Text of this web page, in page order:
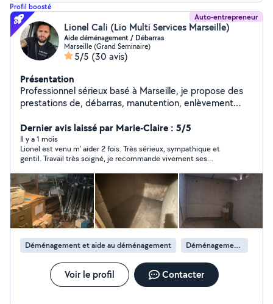
Profil boosté
Auto-entrepreneur
Lionel Cali (Lio Multi Services Marseille)
Aide déménagement / Débarras
Marseille (Grand Seminaire)
5/5 (30 avis)
Présentation
Professionnel sérieux basé à Marseille, je propose des
prestations de, débarras, manutention, enlèvement
Marseille et alentours (Bouches-du-Rhône). Service
rapide, soigné et à prix raisonnable, avec devis clair à
l'avance. Petits budgets bienvenus : si vous pouvez aider
à la manutention, je peux proposer des tarifs encore
plus avantageux. Maison, appartement, cave, garage,
vide-grenier, objets HS ou à revaloriser : chaque
demande est étudiée avec sérieux. Contactez-moi par
téléphone ou SMS via l'application pour échanger
simplement sur vos besoins.
Dernier avis laissé par Marie-Claire : 5/5
Il y a 1 mois
Lionel est venu m' aider 2 fois. Très sérieux, sympathique et
gentil. Travail très soigné, je recommande vivement ses
Déménagement et aide au déménagement Déménagement de maison
Voir le profil Contacter